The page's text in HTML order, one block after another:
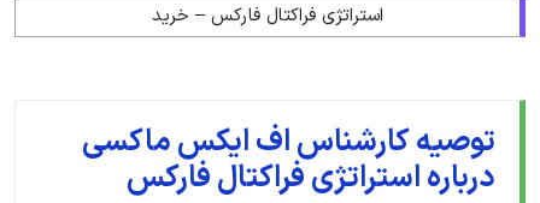
استراتژی فراکتال فارکس – خرید
توصیه کارشناس اف ایکس ماکسی
درباره استراتژی فراکتال فارکس